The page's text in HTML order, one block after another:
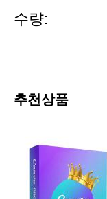
수량:
추천상품